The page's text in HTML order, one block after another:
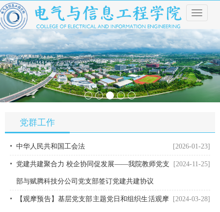
导
航
菜
单
党群工作
[2026-01-23]
中华人民共和国工会法
[2024-11-25]
党建共建聚合力 校企协同促发展——我院教师党支
部与赋腾科技分公司党支部签订党建共建协议
[2024-03-28]
【观摩预告】基层党支部主题党日和组织生活观摩